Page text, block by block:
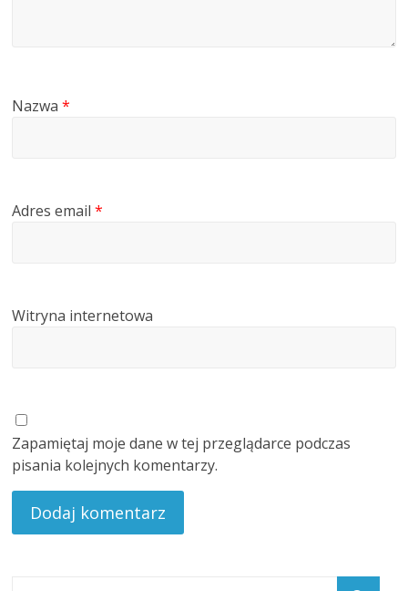
Nazwa*
Adres email*
Witryna internetowa
Zapamiętaj moje dane w tej przeglądarce podczas
pisania kolejnych komentarzy.